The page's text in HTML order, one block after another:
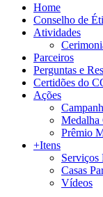
Home
Conselho de
Atividades
Parceiros
Perguntas e
Certidões do
Ações
Medalha
Prêmio
+Itens
Serviços
Casas
Vídeos